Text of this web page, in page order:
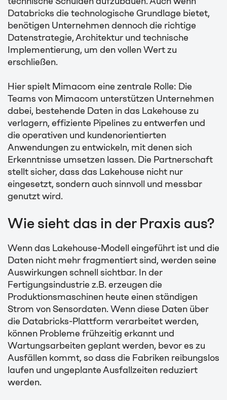
Databricks die technologische Grundlage bietet,
benötigen Unternehmen dennoch die richtige
Datenstrategie, Architektur und technische
Implementierung, um den vollen Wert zu
erschließen.
Hier spielt Mimacom eine zentrale Rolle: Die
Teams von Mimacom unterstützen Unternehmen
dabei, bestehende Daten in das Lakehouse zu
verlagern, effiziente Pipelines zu entwerfen und
die operativen und kundenorientierten
Anwendungen zu entwickeln, mit denen sich
Erkenntnisse umsetzen lassen. Die Partnerschaft
stellt sicher, dass das Lakehouse nicht nur
eingesetzt, sondern auch sinnvoll und messbar
genutzt wird.
Wie sieht das in der Praxis aus?
Wenn das Lakehouse-Modell eingeführt ist und die
Daten nicht mehr fragmentiert sind, werden seine
Auswirkungen schnell sichtbar. In der
Fertigungsindustrie z.B. erzeugen die
Produktionsmaschinen heute einen ständigen
Strom von Sensordaten. Wenn diese Daten über
die Databricks-Plattform verarbeitet werden,
können Probleme frühzeitig erkannt und
Wartungsarbeiten geplant werden, bevor es zu
Ausfällen kommt, so dass die Fabriken reibungslos
laufen und ungeplante Ausfallzeiten reduziert
werden.